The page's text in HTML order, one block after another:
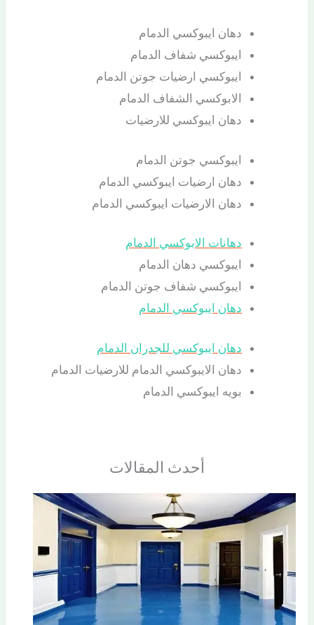
دهان ايبوكسي الدمام
ايبوكسي شفاف الدمام
ايبوكسي ارضيات جوتن الدمام
الابوكسي الشفاف الدمام
دهان ايبوكسي للارضيات
ايبوكسي جوتن الدمام
دهان ارضيات ايبوكسي الدمام
دهان الارضيات ايبوكسي الدمام
دهانات الابوكسي الدمام
ايبوكسي دهان الدمام
ايبوكسي شفاف جوتن الدمام
دهان ايبوكسي الدمام
دهان ايبوكسي للجدران الدمام
دهان الايبوكسي الدمام للارضيات الدمام
بويه ايبوكسي الدمام
أحدث المقالات